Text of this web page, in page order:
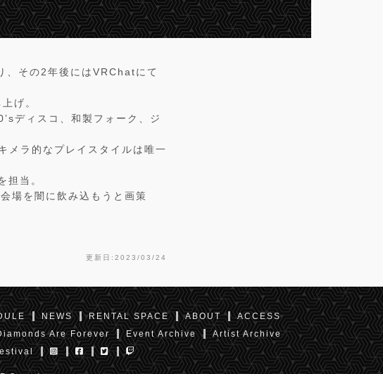
、その2年後にはVRChatにて
げ。
ディスコ、和製フォーク、ジ
メラ的なプレイスタイルは唯一
当。
場を闇に飲み込もうと画策
更新日:2023/03/24
NEWS RENTAL SPACE ABOUT
ACCESS
Are Forever Event Archive
Artist Archive